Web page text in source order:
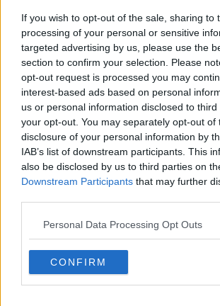
If you wish to opt-out of the sale, sharing to
processing of your personal or sensitive
targeted advertising by us, please use the
section to confirm your selection. Please
opt-out request is processed you may
interest-based ads based on personal
us or personal information disclosed to
your opt-out. You may separately opt-out of
disclosure of your personal information by
IAB’s list of downstream participants. This
also be disclosed by us to third parties on
Downstream Participants that may further
Personal Data Processing Opt Outs
CONFIRM
Era scomparsa, ritrovato il
d'acqua
Scontro tra auto, tre feriti
Maltempo, spiaggia invasa dalle
Precipita pulendo il lucernario, è
Tessere 6Card, prosegue la
Moria di pesci, giallo sulle cause
Tari, ritirate già mille tessere 6Card
Moto contro un cinghiale, feriti
Frigo vuoto? Ecco dove far la